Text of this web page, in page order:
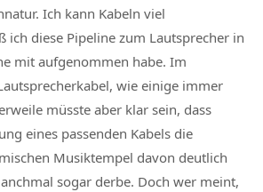
Ich kann Kabeln viel
ich diese Pipeline zum Lautsprecher in
mit aufgenommen habe. Im
wie einige immer
müsste aber klar sein, dass
eines passenden Kabels die
Musiktempel davon deutlich
sogar derbe. Doch wer meint,